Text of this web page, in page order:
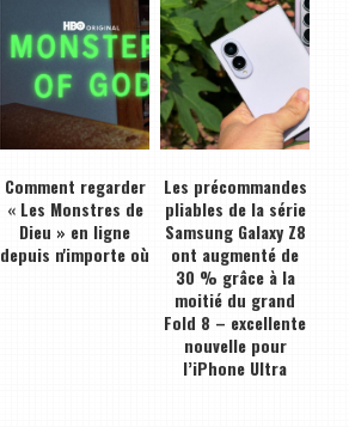
Comment regarder
« Les Monstres de
Dieu » en ligne
depuis n'importe où
Les précommandes
pliables de la série
Samsung Galaxy Z8
ont augmenté de
30 % grâce à la
moitié du grand
Fold 8 – excellente
nouvelle pour
l’iPhone Ultra